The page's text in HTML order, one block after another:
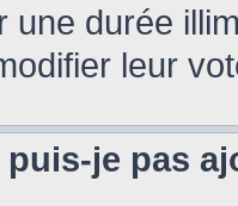
une durée
leur
je pas